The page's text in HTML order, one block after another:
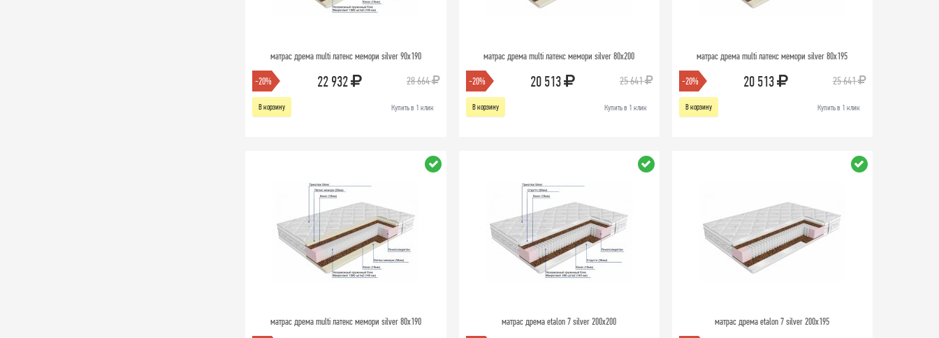
матрас дрема multi латекс мемори silver 90х190
-20% 22 932 28 664
В корзину Купить в 1 клик
матрас дрема multi латекс мемори silver 80х200
-20% 20 513 25 641
В корзину Купить в 1 клик
матрас дрема multi латекс мемори silver 80х195
-20% 20 513 25 641
В корзину Купить в 1 клик
матрас дрема multi латекс мемори silver 80х190 матрас дрема etalon 7 silver 200х200 матрас дрема etalon 7 silver 200х195